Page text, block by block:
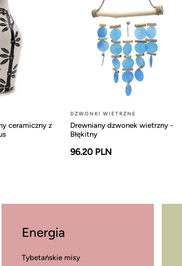
ceramiczny z
DZWONKI WIETRZNE
Drewniany dzwonek wietrzny -
Błękitny
96.20 PLN
Energia
Tybetańskie misy